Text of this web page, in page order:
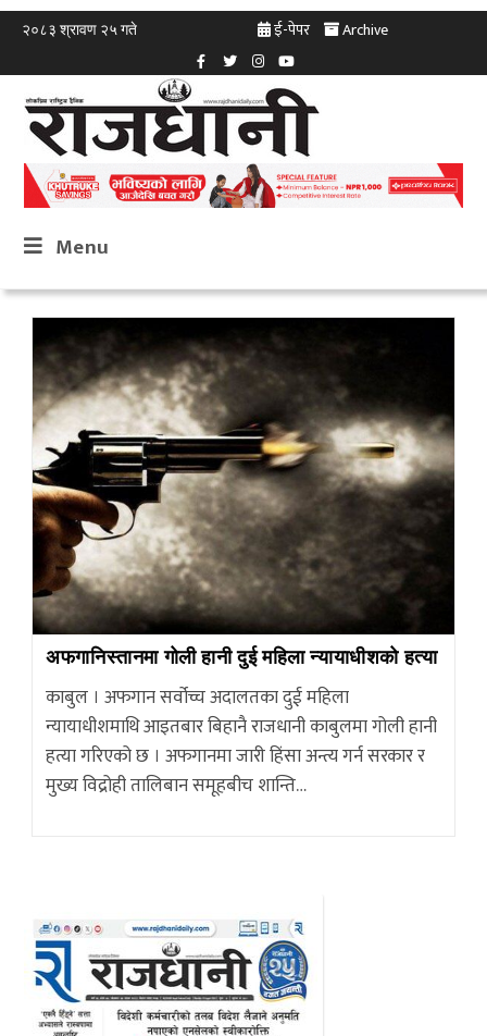
२०८३ श्रावण २५ गते ई-पेपर Archive
Menu
अफगानिस्तानमा गोली हानी दुई महिला न्यायाधीशको हत्या
काबुल । अफगान सर्वोच्च अदालतका दुई महिला
न्यायाधीशमाथि आइतबार बिहानै राजधानी काबुलमा गोली हानी
हत्या गरिएको छ । अफगानमा जारी हिंसा अन्त्य गर्न सरकार र
मुख्य विद्रोही तालिबान समूहबीच शान्ति…